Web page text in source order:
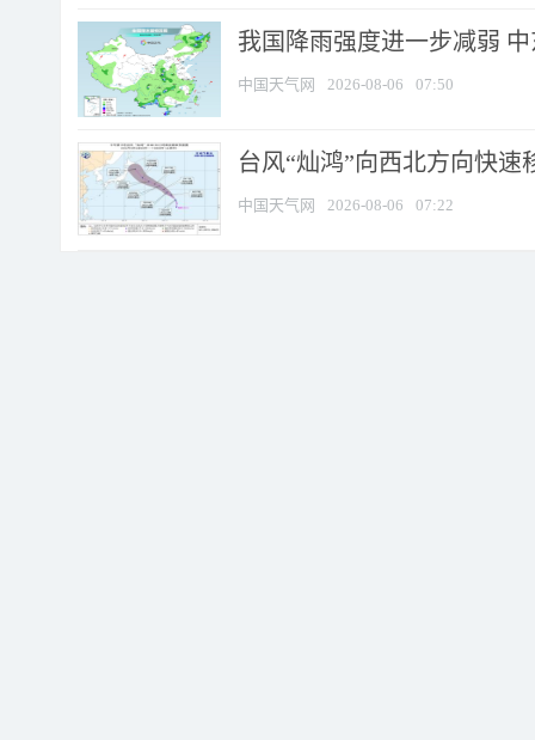
我国降雨强度进一步减弱
中国天气网 2026-08-06 07:50
台风“灿鸿”向西北方向快
中国天气网 2026-08-06 07:22